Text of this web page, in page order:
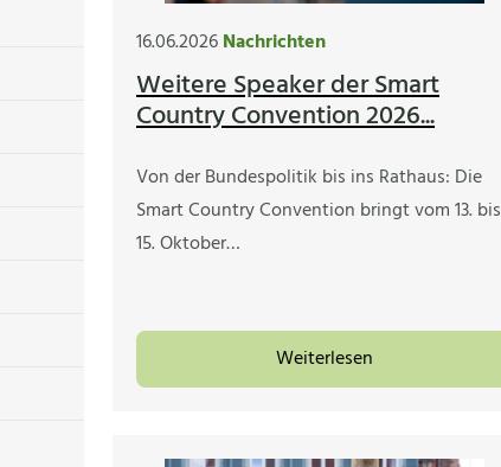
16.06.2026Nachrichten
Weitere Speaker der Smart
Country Convention 2026...
Von der Bundespolitik bis ins Rathaus: Die
Smart Country Convention bringt vom 13. bis
15. Oktober…
Weiterlesen